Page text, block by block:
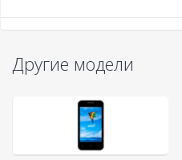
Другие модели